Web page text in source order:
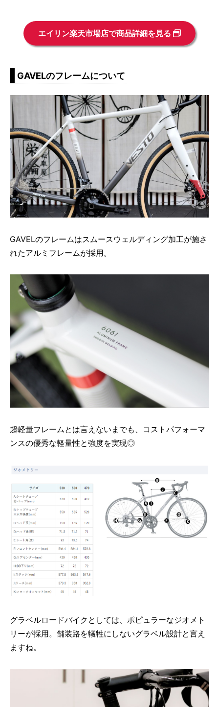
エイリン楽天市場店で商品詳細を見る
GAVELのフレームについて
GAVELのフレームはスムースウェルディング加工が施さ
れたアルミフレームが採用。
超軽量フレームとは言えないまでも、コストパフォーマ
ンスの優秀な軽量性と強度を実現◎
グラベルロードバイクとしては、ポピュラーなジオメト
リーが採用。舗装路を犠牲にしないグラベル設計と言え
ますね。